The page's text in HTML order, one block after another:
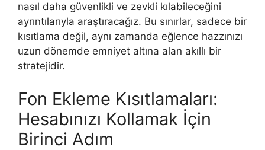
nasıl daha güvenlikli ve zevkli kılabileceğini
ayrıntılarıyla araştıracağız. Bu sınırlar, sadece bir
kısıtlama değil, aynı zamanda eğlence hazzınızı
uzun dönemde emniyet altına alan akıllı bir
stratejidir.
Fon Ekleme Kısıtlamaları:
Hesabınızı Kollamak İçin
Birinci Adım